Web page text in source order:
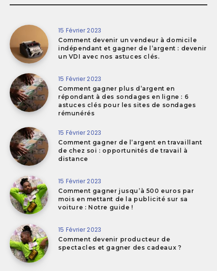
15 Février 2023
Comment devenir un vendeur à domicile
indépendant et gagner de l’argent : devenir
un VDI avec nos astuces clés.
15 Février 2023
Comment gagner plus d’argent en
répondant à des sondages en ligne : 6
astuces clés pour les sites de sondages
rémunérés
15 Février 2023
Comment gagner de l’argent en travaillant
de chez soi : opportunités de travail à
distance
15 Février 2023
Comment gagner jusqu’à 500 euros par
mois en mettant de la publicité sur sa
voiture : Notre guide !
15 Février 2023
Comment devenir producteur de
spectacles et gagner des cadeaux ?